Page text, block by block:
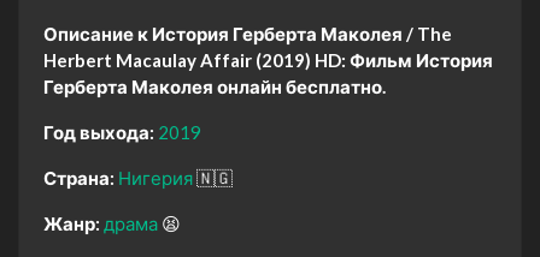
Описание к История Герберта Маколея / The
Herbert Macaulay Affair (2019) HD: Фильм История
Герберта Маколея онлайн бесплатно.
Год выхода: 2019
Страна: Нигерия🇳🇬
Жанр: драма 😫